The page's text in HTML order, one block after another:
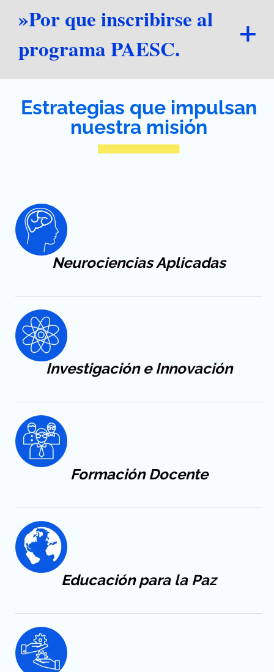
»Por que inscribirse al
programa PAESC.
Estrategias que impulsan
nuestra misión
Neurociencias Aplicadas
Investigación e Innovación
FormaciónDocente
Educaciónpara la Paz